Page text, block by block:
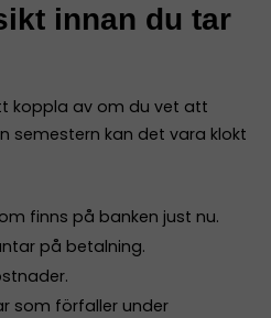
innan du tar
koppla av om du vet att
semestern kan det vara klokt
finns på banken just nu.
på betalning.
som förfaller under